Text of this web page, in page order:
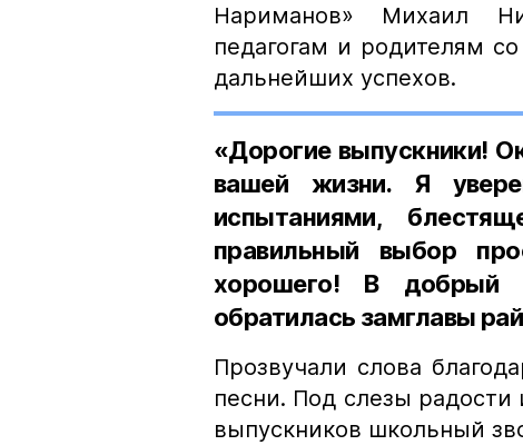
Нариманов» Михаил
педагогам и родителям
дальнейших успехов.
«Дорогие выпускники!
вашей жизни. Я
испытаниями,
правильный выбор
хорошего! В добрый
обратилась замглавы
Прозвучали слова
песни. Под слезы радости
выпускников школьный